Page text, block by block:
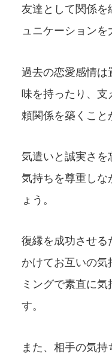
友達として関係を
ュニケーションを
過去の恋愛感情は
味を持ったり、支
頼関係を築くこと
気遣いと誠実さを
気持ちを尊重しな
ょう。
復縁を成功させる
かけてお互いの気
ミングで素直に
す。
また、相手の気